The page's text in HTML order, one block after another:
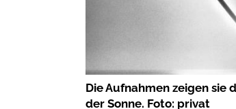
Die Aufnahmen zeigen sie
der Sonne. Foto: privat